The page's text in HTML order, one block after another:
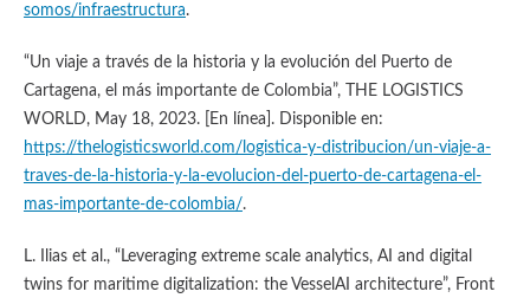
somos/infraestructura.
“Un viaje a través de la historia y la evolución del Puerto de
Cartagena, el más importante de Colombia”, THE LOGISTICS
WORLD, May 18, 2023. [En línea]. Disponible en:
https://thelogisticsworld.com/logistica-y-distribucion/un-viaje-a-
traves-de-la-historia-y-la-evolucion-del-puerto-de-cartagena-el-
mas-importante-de-colombia/.
L. Ilias et al., “Leveraging extreme scale analytics, AI and digital
twins for maritime digitalization: the VesselAI architecture”, Front